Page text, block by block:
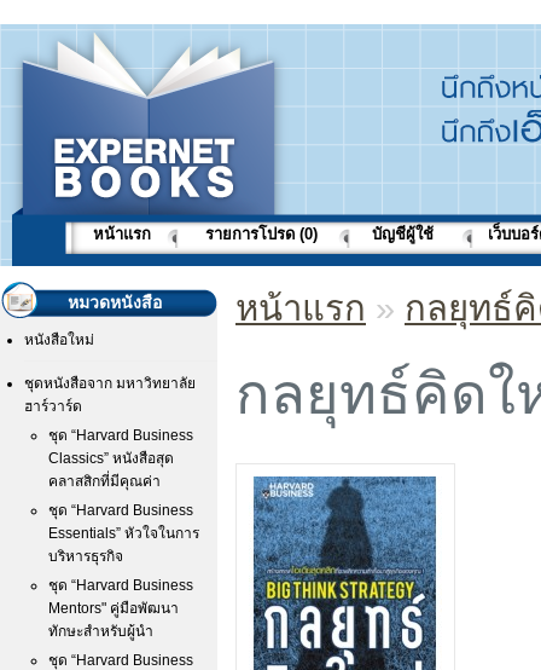
หน้าแรก รายการโปรด (0) บัญชีผู้ใช้ เว็บบอ
หมวดหนังสือ
หนังสือใหม่
ชุดหนังสือจาก มหาวิทยาลัย
ฮาร์วาร์ด
ชุด “Harvard Business
Classics” หนังสือสุด
คลาสสิกที่มีคุณค่า
ชุด “Harvard Business
Essentials” หัวใจในการ
บริหารธุรกิจ
ชุด “Harvard Business
Mentors" คู่มือพัฒนา
ทักษะสำหรับผู้นำ
ชุด “Harvard Business
หน้าแรก » กลยุทธ์
กลยุทธ์คิด